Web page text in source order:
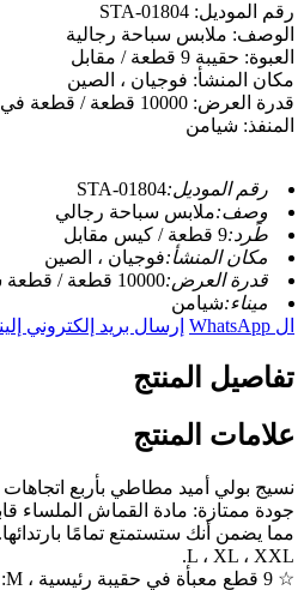
رقم الموديل: STA-01804
الوصف: ملابس سباحة رجالية
العبوة: حقيبة 9 قطعة / مقابل
مكان المنشأ: فوجيان ، الصين
قدرة العرض: 10000 قطعة / قطعة في الشهر
المنفذ: شيامن
رقم الموديل:STA-01804
وصف:ملابس سباحة رجالي
طَرد:9 قطعة / كيس مقابل
مكان المنشأ:فوجيان ، الصين
قدرة العرض:10000 قطعة / قطعة شهريا
ميناء:شيامن
ال WhatsApp
إرسال بريد إلكتروني
تفاصيل المنتج
علامات المنتج
نسيج بولي أميد مطاطي بأربع
جودة ممتازة: مادة القماش الملساء
L ، XL ، XXL.